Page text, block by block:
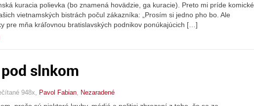
kuracia polievka (bo znamená hovädzie, ga kuracie). Preto mi príde komické,
vietnamských bistrách počul zákazníka: „Prosím si jedno pho bo. Ale
pre mňa kráľovnou bratislavských podnikov ponúkajúcich […]
slnkom
948x, Pavol Fabian, Nezaradené